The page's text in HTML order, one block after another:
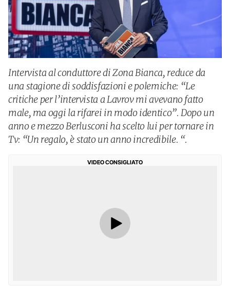
Intervista al conduttore di Zona Bianca, reduce da
una stagione di soddisfazioni e polemiche: “Le
critiche per l’intervista a Lavrov mi avevano fatto
male, ma oggi la rifarei in modo identico”. Dopo un
anno e mezzo Berlusconi ha scelto lui per tornare in
Tv: “Un regalo, è stato un anno incredibile. “.
VIDEO CONSIGLIATO